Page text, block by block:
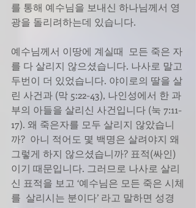
를 통해 예수님을 보내신 하나님께서 영
광을 돌리려하는데 있습니다.
예수님께서 이땅에 계실때  모든 죽은 자
를 다 살리지 않으셨습니다. 나사로 말고
두번이 더 있었습니다. 야이로의 딸을 살
린 사건과 (막 5:22-43), 나인성에서 한 과
부의 아들을 살리신 사건입니다 (눅 7:11-
17). 왜 죽은자를 모두 살리지 않았습니
까?  아니 적어도 몇 백명은 살려야지 왜
그렇게 하지 않으셨습니까? 표적(싸인)
이기 때문입니다. 그러므로 나사로 살리
신 표적을 보고 ‘예수님은 모든 죽은 시체
를  살리시는 분이다’ 라고 말하면 성경